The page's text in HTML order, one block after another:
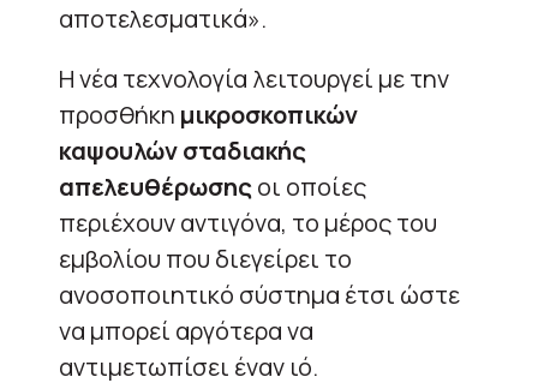
αποτελεσματικά».
Η νέα τεχνολογία λειτουργεί με την
προσθήκη μικροσκοπικών
καψουλών σταδιακής
απελευθέρωσηςοι οποίες
περιέχουν αντιγόνα, το μέρος του
εμβολίου που διεγείρει το
ανοσοποιητικό σύστημα έτσι ώστε
να μπορεί αργότερα να
αντιμετωπίσει έναν ιό.